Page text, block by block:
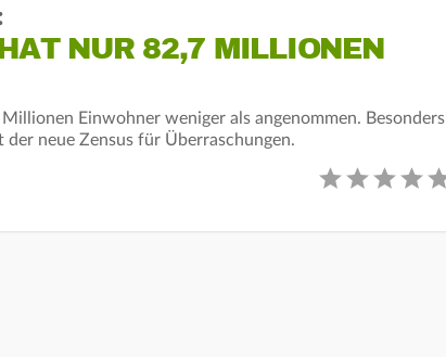
NUR 82,7 MILLIONEN
Einwohner weniger als angenommen. Besonders
der neue Zensus für Überraschungen.